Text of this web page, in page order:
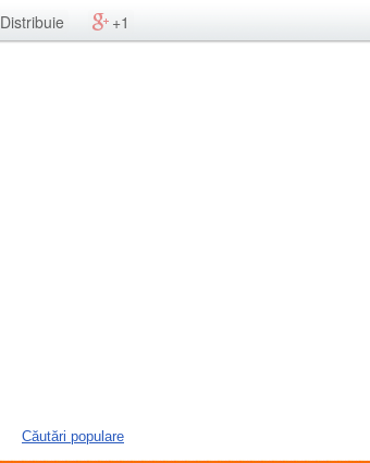
Distribuie +1
Căutări populare